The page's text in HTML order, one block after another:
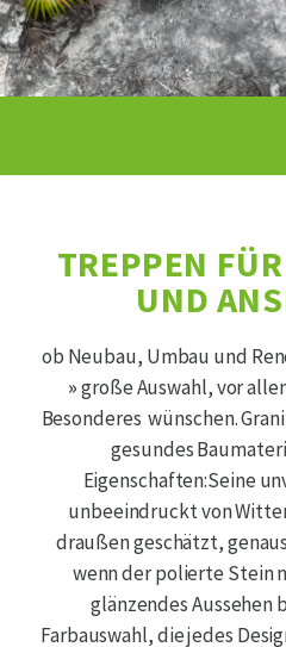
TREPPEN
UND
ob Neubau, Umbau und
»große Auswahl, vor
Besonderes wünschen.
gesundes
Eigenschaften:Seine
unbeeindruckt von
draußen geschätzt,
wenn der polierte Stein
glänzendes Aussehen
Farbauswahl, die jedes